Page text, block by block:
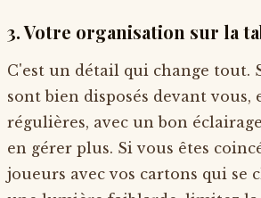
3. Votre organisation sur la
C'est un détail qui change tout.
sont bien disposés devant vous,
régulières, avec un bon
en gérer plus. Si vous êtes
joueurs avec vos cartons qui se